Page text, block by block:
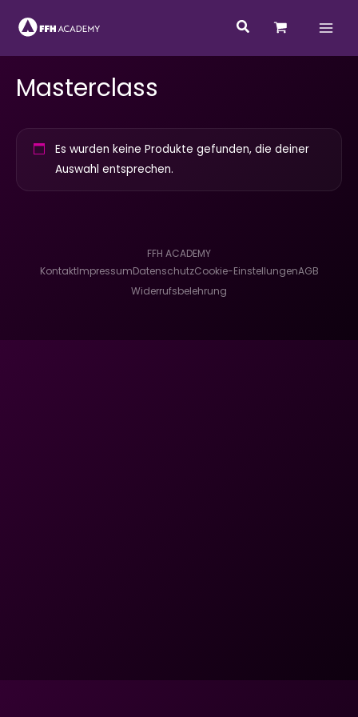
Inhalt
Suchen
Masterclass
Es wurden keine Produkte gefunden, die deiner
Auswahl entsprechen.
FFH ACADEMY
KontaktImpressumDatenschutzCookie-EinstellungenAGB
Widerrufsbelehrung